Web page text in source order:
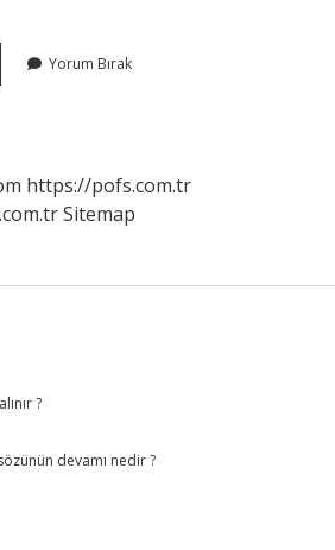
Yorum Bırak
https://pofs.com.tr
Sitemap
?
devamı nedir ?